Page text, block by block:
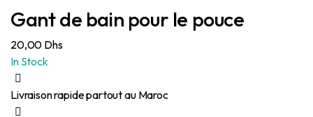
Gant de bain pour le pouce
20,00 Dhs
In Stock
Livraison rapide partout au Maroc